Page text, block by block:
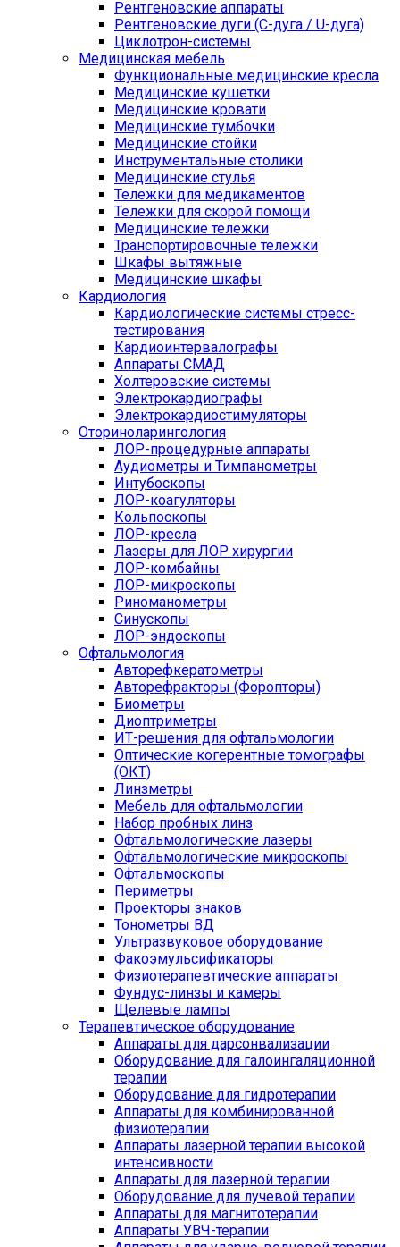
Рентгеновские аппараты
Рентгеновские дуги (С-дуга / U-дуга)
Циклотрон-системы
Медицинская мебель
Функциональные медицинские кресла
Медицинские кушетки
Медицинские кровати
Медицинские тумбочки
Медицинские стойки
Инструментальные столики
Медицинские стулья
Тележки для медикаментов
Тележки для скорой помощи
Медицинские тележки
Транспортировочные тележки
Шкафы вытяжные
Медицинские шкафы
Кардиология
Кардиологические системы стресс-
тестирования
Кардиоинтервалографы
Аппараты СМАД
Холтеровские системы
Электрокардиографы
Электрокардиостимуляторы
Оториноларингология
ЛОР-процедурные аппараты
Аудиометры и Тимпанометры
Интубоскопы
ЛОР-коагуляторы
Кольпоскопы
ЛОР-кресла
Лазеры для ЛОР хирургии
ЛОР-комбайны
ЛОР-микроскопы
Риноманометры
Синускопы
ЛОР-эндоскопы
Офтальмология
Авторефкератометры
Авторефракторы (Форопторы)
Биометры
Диоптриметры
ИТ-решения для офтальмологии
Оптические когерентные томографы
(ОКТ)
Линзметры
Мебель для офтальмологии
Набор пробных линз
Офтальмологические лазеры
Офтальмологические микроскопы
Офтальмоскопы
Периметры
Проекторы знаков
Тонометры ВД
Ультразвуковое оборудование
Факоэмульсификаторы
Физиотерапевтические аппараты
Фундус-линзы и камеры
Щелевые лампы
Терапевтическое оборудование
Аппараты для дарсонвализации
Оборудование для галоингаляционной
терапии
Оборудование для гидротерапии
Аппараты для комбинированной
физиотерапии
Аппараты лазерной терапии высокой
интенсивности
Аппараты для лазерной терапии
Оборудование для лучевой терапии
Аппараты для магнитотерапии
Аппараты УВЧ-терапии